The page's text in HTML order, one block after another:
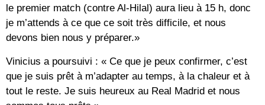
le premier match (contre Al-Hilal) aura lieu à 15 h, donc
je m’attends à ce que ce soit très difficile, et nous
devons bien nous y préparer.»
Vinicius a poursuivi : « Ce que je peux confirmer, c’est
que je suis prêt à m’adapter au temps, à la chaleur et à
tout le reste. Je suis heureux au Real Madrid et nous